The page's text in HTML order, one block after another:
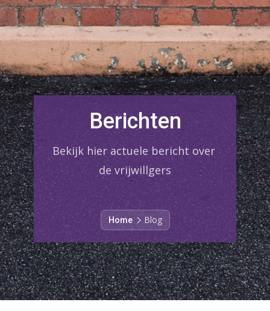
Berichten
Bekijk hier actuele bericht over
de vrijwillgers
Home Blog